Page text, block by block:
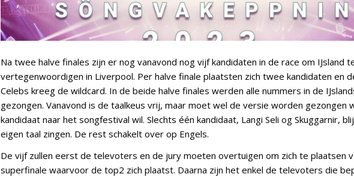
Na twee halve finales zijn er nog vanavond nog vijf kandidaten in de race om IJsland
vertegenwoordigen in Liverpool. Per halve finale plaatsten zich twee kandidaten en
Celebs kreeg de wildcard. In de beide halve finales werden alle nummers in de
gezongen. Vanavond is de taalkeus vrij, maar moet wel de versie worden gezongen
kandidaat naar het songfestival wil. Slechts één kandidaat, Langi Seli og Skuggarnir,
eigen taal zingen. De rest schakelt over op Engels.
De vijf zullen eerst de televoters en de jury moeten overtuigen om zich te plaatsen
superfinale waarvoor de top2 zich plaatst. Daarna zijn het enkel de televoters die